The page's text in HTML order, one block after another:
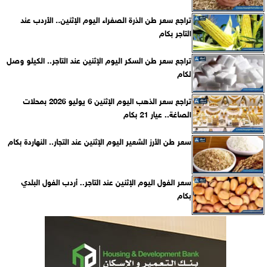
تراجع سعر طن الذرة الصفراء اليوم الإثنين.. الأردب عند
التاجر بكام
تراجع سعر طن السكر اليوم الإثنين عند التاجر.. الكيلو وصل
لكام
تراجع سعر الذهب اليوم الإثنين 6 يوليو 2026 بمحلات
الصاغة.. عيار 21 بكام
سعر طن الأرز الشعير اليوم الإثنين عند التجار.. النهاردة بكام
سعر الفول اليوم الإثنين عند التاجر.. أردب الفول البلدي
بكام